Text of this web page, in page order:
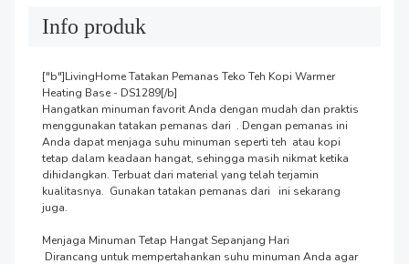
Info produk
["b"]LivingHome Tatakan Pemanas Teko Teh Kopi Warmer
Heating Base - DS1289[/b]
Hangatkan minuman favorit Anda dengan mudah dan praktis
menggunakan tatakan pemanas dari  . Dengan pemanas ini
Anda dapat menjaga suhu minuman seperti teh  atau kopi
tetap dalam keadaan hangat, sehingga masih nikmat ketika
dihidangkan. Terbuat dari material yang telah terjamin
kualitasnya.  Gunakan tatakan pemanas dari   ini sekarang
juga.
Menjaga Minuman Tetap Hangat Sepanjang Hari